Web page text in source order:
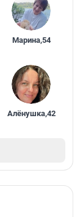
Марина,54
Алёнушка,42